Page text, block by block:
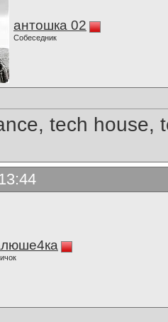
антошка 02
Собеседник
tech house,